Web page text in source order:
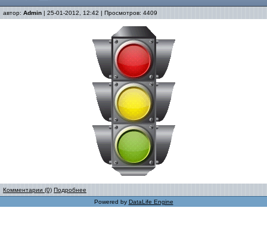
автор: Admin | 25-01-2012, 12:42 | Просмотров: 4409
Комментарии (0) Подробнее
Powered by DataLife Engine